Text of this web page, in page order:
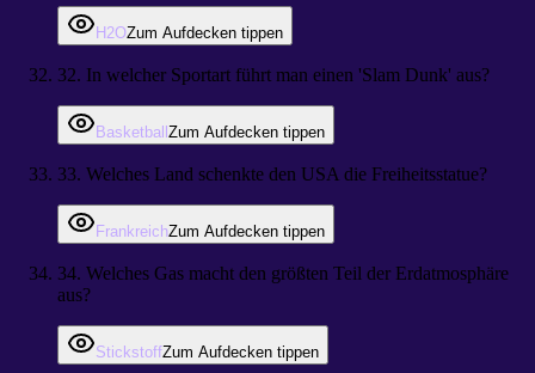
H2OZum Aufdecken tippen
32. In welcher Sportart führt man einen 'Slam Dunk' aus?
Basketball Zum Aufdecken tippen
33. Welches Land schenkte den USA die Freiheitsstatue?
FrankreichZum Aufdecken tippen
34. Welches Gas macht den größten Teil der Erdatmosphäre
aus?
StickstoffZum Aufdecken tippen